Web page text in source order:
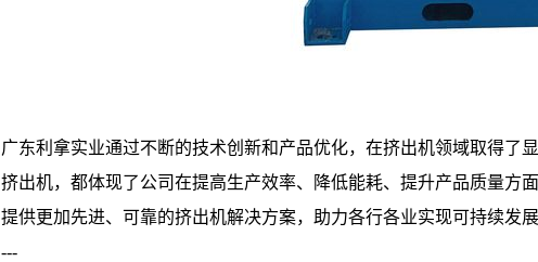
广东利拿实业通过不断的技术创新和产品优化，在挤出机领域取得了
挤出机，都体现了公司在提高生产效率、降低能耗、提升产品质量方
提供更加先进、可靠的挤出机解决方案，助力各行各业实现可持续发展
---